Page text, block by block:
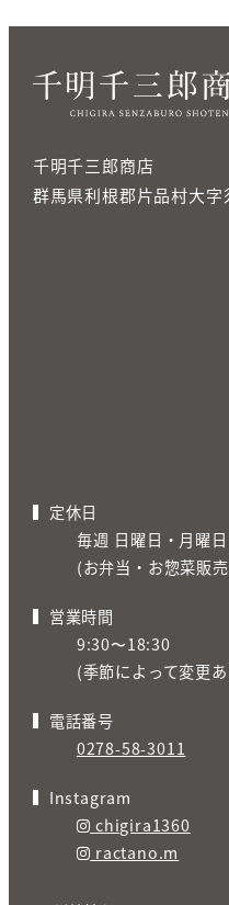
千明千三郎商店
群馬県利根郡片品村大字
定休日
毎週 日曜日・月曜日
(お弁当・お惣菜販
営業時間
9:30〜18:30
(季節によって変更
電話番号
0278-58-3011
Instagram
chigira1360
ractano.m